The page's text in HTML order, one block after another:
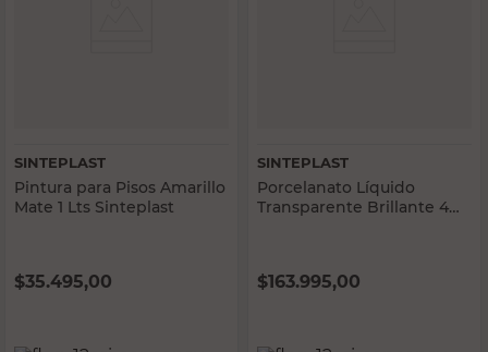
SINTEPLAST
Pintura para Pisos Amarillo
Mate 1 Lts Sinteplast
$35.495,00
SINTEPLAST
Porcelanato Líquido
Transparente Brillante 4
$163.995,00